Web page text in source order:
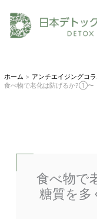
ッ
ホーム アンチエイジングコ
食べ物で老化は防げるか?①〜
食べ物で
糖質を多